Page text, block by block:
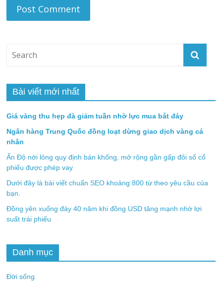
Bài viết mới nhất
Giá vàng thu hẹp đà giảm tuần nhờ lực mua bắt đáy
Ngân hàng Trung Quốc đồng loạt dừng giao dịch vàng cá
nhân
Ấn Độ nới lỏng quy định bán khống, mở rộng gần gấp đôi số cổ
phiếu được phép vay
Dưới đây là bài viết chuẩn SEO khoảng 800 từ theo yêu cầu của
bạn.
Đồng yên xuống đáy 40 năm khi đồng USD tăng mạnh nhờ lợi
suất trái phiếu
Danh mục
Đời sống